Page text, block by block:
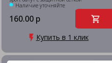
Наличие уточняйте
160.00 р
Купить в 1 клик